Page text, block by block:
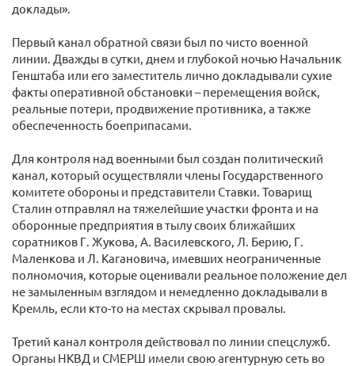
доклады».
Первый канал обратной связи был по чисто военной
линии. Дважды в сутки, днем и глубокой ночью Начальник
Генштаба или его заместитель лично докладывали сухие
факты оперативной обстановки – перемещения войск,
реальные потери, продвижение противника, а также
обеспеченность боеприпасами.
Для контроля над военными был создан политический
канал, который осуществляли члены Государственного
комитете обороны и представители Ставки. Товарищ
Сталин отправлял на тяжелейшие участки фронта и на
оборонные предприятия в тылу своих ближайших
соратников Г. Жукова, А. Василевского, Л. Берию, Г.
Маленкова и Л. Кагановича, имевших неограниченные
полномочия, которые оценивали реальное положение дел
не замыленным взглядом и немедленно докладывали в
Кремль, если кто-то на местах скрывал провалы.
Третий канал контроля действовал по линии спецслужб.
Органы НКВД и СМЕРШ имели свою агентурную сеть во